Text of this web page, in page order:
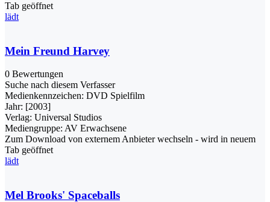
Tab geöffnet
lädt
Mein Freund Harvey
0 Bewertungen
Suche nach diesem Verfasser
Medienkennzeichen: DVD Spielfilm
Jahr: [2003]
Verlag: Universal Studios
Mediengruppe: AV Erwachsene
Zum Download von externem Anbieter wechseln - wird in neuem
Tab geöffnet
lädt
Mel Brooks' Spaceballs